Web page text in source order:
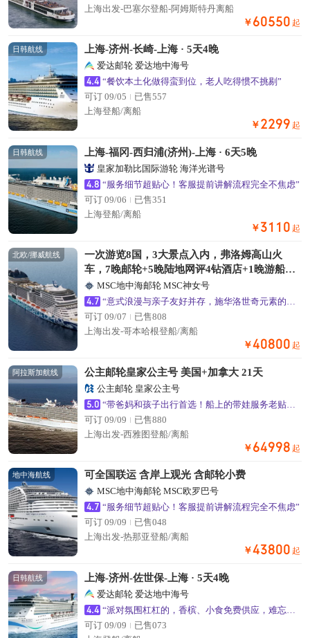
上海出发-巴塞尔登船-阿姆斯特丹离船
￥ 60550 起
日韩航线 上海-济州-长崎-上海 · 5天4晚
爱达邮轮 爱达地中海号
4.4 “餐饮本土化做得蛮到位，老人吃得惯不挑剔”
可订 09/05
已售557
上海登船/离船
￥ 2299 起
日韩航线 上海-福冈-西归浦(济州)-上海 · 6天5晚
皇家加勒比国际游轮 海洋光谱号
4.8 “服务细节超贴心！客服提前讲解流程完全不焦虑”
可订 09/06
已售351
上海登船/离船
￥ 3110 起
北欧/挪威航线
一次游览8国，3大景点入内，弗洛姆高山火
车，7晚邮轮+5晚陆地网评4钻酒店+1晚游船海
景房MSC地中海邮轮 MSC神女号
4.7
“意式浪漫与亲子友好并存，施华洛世奇元素的公共区域超出片”
可订 09/07
已售808
上海出发-哥本哈根登船/离船
￥40800 起
阿拉斯加航线 公主邮轮皇家公主号 美国+加拿大 21天
公主邮轮 皇家公主号
5.0
可订 09/09
已售880
上海出发-西雅图登船/离船
￥ 64998 起
地中海航线 可全国联运 含岸上观光 含邮轮小费
MSC地中海邮轮 MSC欧罗巴号
4.7 “服务细节超贴心！客服提前讲解流程完全不焦虑”
可订 09/09
已售048
上海出发-热那亚登船/离船
￥43800 起
日韩航线 上海-济州-佐世保-上海 · 5天4晚
爱达邮轮 爱达地中海号
4.4
可订 09/09
已售073